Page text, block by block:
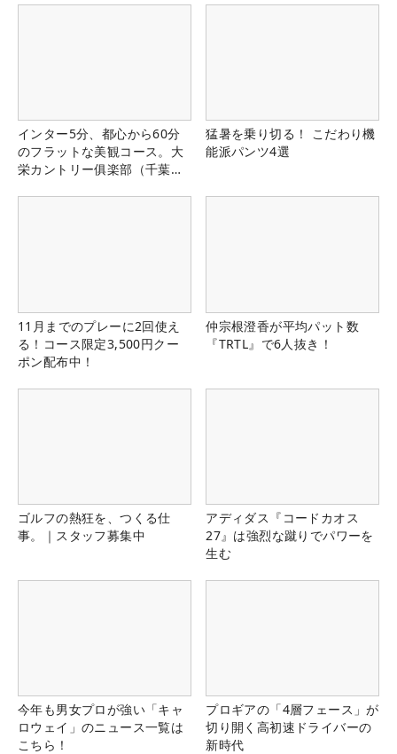
インター5分、都心から60分
のフラットな美観コース。大
栄カントリー俱楽部（千葉
猛暑を乗り切る！ こだわり機
能派パンツ4選
11月までのプレーに2回使え
る！コース限定3,500円クー
ポン配布中！
仲宗根澄香が平均パット数
『TRTL』で6人抜き！
ゴルフの熱狂を、つくる仕
事。｜スタッフ募集中
アディダス『コードカオス
27』は強烈な蹴りでパワーを
生む
今年も男女プロが強い「キャ
ロウェイ」のニュース一覧は
こちら！
プロギアの「4層フェース」が
切り開く高初速ドライバーの
新時代